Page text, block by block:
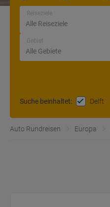
Reiseziele
Gebiet
Suche beinhaltet: Delft
Auto Rundreisen Europa